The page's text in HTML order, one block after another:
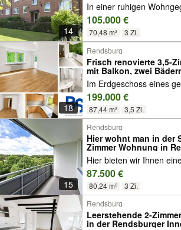
14
In einer ruhigen
105.000 €
70,48 m² 3 Zi.
18
Rendsburg
Frisch renovierte 3,5-
mit Balkon, zwei
Wohnumfeld in
Im Erdgeschoss eines
199.000 €
87,44 m² 3,5 Zi.
15
Rendsburg
Hier wohnt man in der
Zimmer Wohnung in
Hier bieten wir Ihnen
87.500 €
80,24 m² 3 Zi.
Rendsburg
Leerstehende 2-
in der Rendsburger